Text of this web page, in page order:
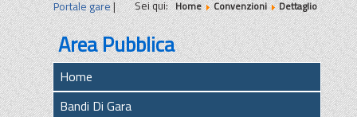
Portale gare| Sei qui:Home Convenzioni Dettaglio
Area Pubblica
Home
Bandi Di Gara